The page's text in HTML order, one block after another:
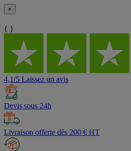
×
{ }
4,1/5 Laissez un avis
Devis sous 24h
Livraison offerte dès 200 € HT